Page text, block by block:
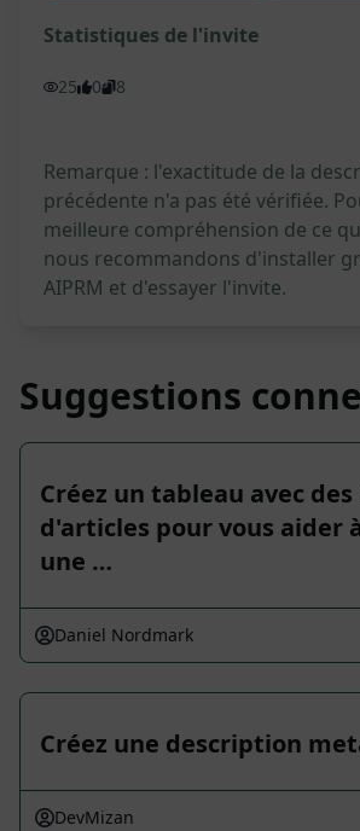
Statistiques de l'invite
25 0 8
Remarque : l'exactitude de la
précédente n'a pas été vérifiée.
meilleure compréhension de ce
nous recommandons d'installer
AIPRM et d'essayer l'invite.
Suggestions
Créez un tableau avec des
d'articles pour vous aider
une …
Daniel Nordmark
Créez une description
DevMizan